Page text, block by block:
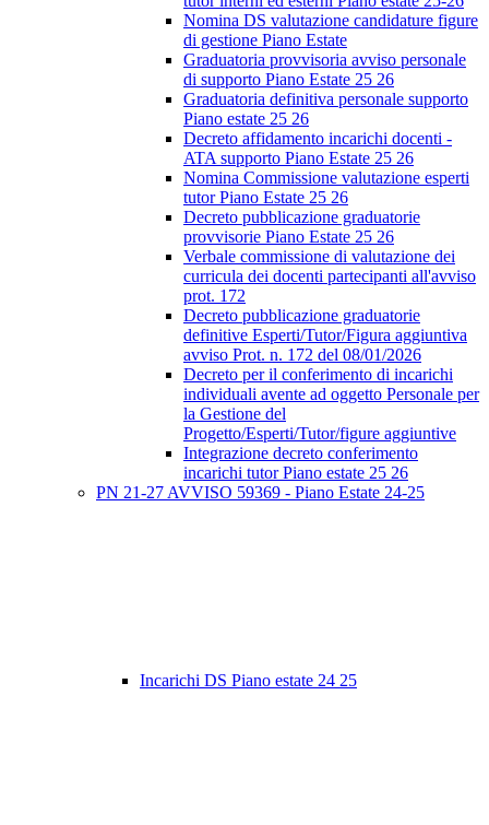
Nomina DS valutazione candidature figure
di gestione Piano Estate
Graduatoria provvisoria avviso personale
di supporto Piano Estate 25 26
Graduatoria definitiva personale supporto
Piano estate 25 26
Decreto affidamento incarichi docenti -
ATA supporto Piano Estate 25 26
Nomina Commissione valutazione esperti
tutor Piano Estate 25 26
Decreto pubblicazione graduatorie
provvisorie Piano Estate 25 26
Verbale commissione di valutazione dei
curricula dei docenti partecipanti all'avviso
prot. 172
Decreto pubblicazione graduatorie
definitive Esperti/Tutor/Figura aggiuntiva
avviso Prot. n. 172 del 08/01/2026
Decreto per il conferimento di incarichi
individuali avente ad oggetto Personale per
la Gestione del
Progetto/Esperti/Tutor/figure aggiuntive
Integrazione decreto conferimento
incarichi tutor Piano estate 25 26
PN 21-27 AVVISO 59369 - Piano Estate 24-25
Incarichi DS Piano estate 24 25